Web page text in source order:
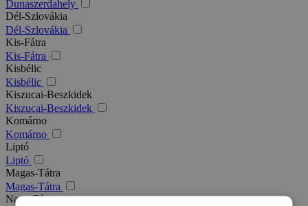
Dunaszerdahely
Dél-Szlovákia
Dél-Szlovákia
Kis-Fátra
Kis-Fátra
Kisbélic
Kisbélic
Kiszucai-Beszkidek
Kiszucai-Beszkidek
Komárno
Komárno
Liptó
Liptó
Magas-Tátra
Magas-Tátra
Nagy-Fátra